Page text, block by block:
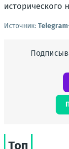
исторического
Источник:
Топ